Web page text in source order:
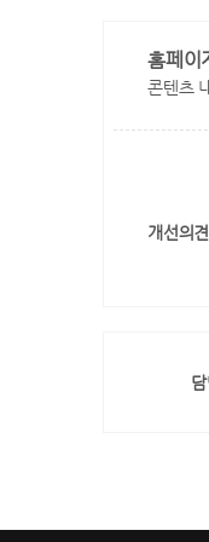
홈페이
콘텐츠
개선의견